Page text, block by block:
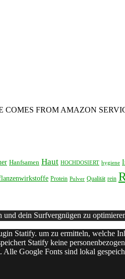
COMES FROM AMAZON
Hanfsamen Haut HOCHDOSIERT hygiene
Protein Pulver Qualität rein
und dein Surfvergnügen zu
Statify. um zu ermitteln,
Statify keine
Google Fonts sind lokal